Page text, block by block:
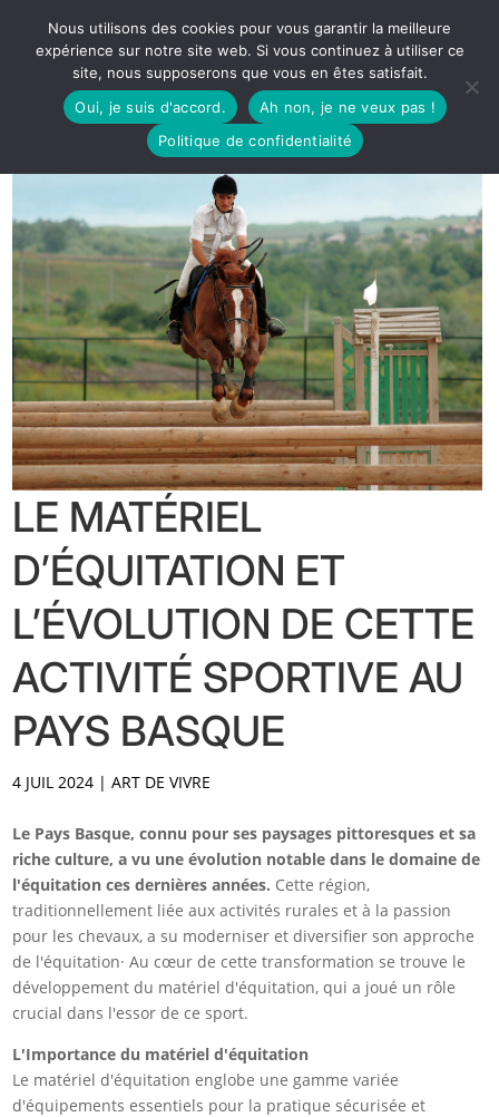
LE MATÉRIEL
D’ÉQUITATION ET
L’ÉVOLUTION DE CETTE
ACTIVITÉ SPORTIVE AU
PAYS BASQUE
4 JUIL 2024 |ART DE VIVRE
Le Pays Basque, connu pour ses paysages pittoresques et sa
riche culture, a vu une évolution notable dans le domaine de
l'équitation ces dernières années. Cette région,
traditionnellement liée aux activités rurales et à la passion
pour les chevaux, a su moderniser et diversifier son approche
de l'équitation· Au cœur de cette transformation se trouve le
développement du matériel d'équitation, qui a joué un rôle
crucial dans l'essor de ce sport.
L'Importance du matériel d'équitation
Le matériel d'équitation englobe une gamme variée
d'équipements essentiels pour la pratique sécurisée et
Nous utilisons des cookies pour vous garantir la meilleure
expérience sur notre site web. Si vous continuez à utiliser ce
site, nous supposerons que vous en êtes satisfait.
Oui, je suis d'accord.
Ah non, je ne veux pas !
Politique de confidentialité